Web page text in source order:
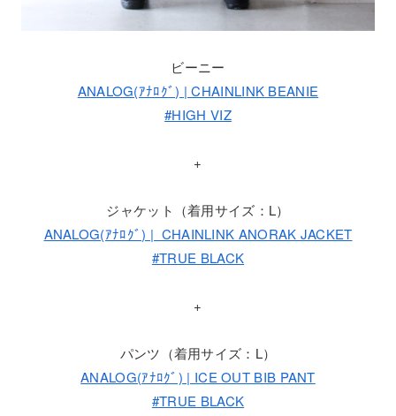
ビーニー
ANALOG(ｱﾅﾛｸﾞ) | CHAINLINK BEANIE
#HIGH VIZ
+
ジャケット（着用サイズ：L）
ANALOG(ｱﾅﾛｸﾞ) | CHAINLINK ANORAK JACKET
#TRUE BLACK
+
パンツ（着用サイズ：L）
ANALOG(ｱﾅﾛｸﾞ) | ICE OUT BIB PANT
#TRUE BLACK